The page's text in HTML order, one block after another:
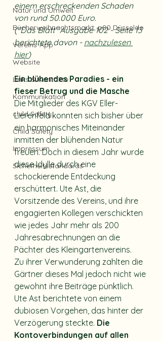
Natur und Umwelt
Bücherweihnachtsmarkt, p80 Düsseldo
Vereins-App
Website
Links & Kontakte
Kommunikation
child Safety
Child Safety
Impressum
Sicherheitsstandards
einem erschreckenden Schaden
von rund 50.000 Euro.
("Das Blatt“ Ausgabe 102 - Seite 13
berichtete davon - nachzulesen
hier)
Ein blühendes Paradies - ein
fieser Betrug und die Masche
Die Mitglieder des KGV Eller-
Lierenfeld konnten sich bisher über
ein harmonisches Miteinander
inmitten der blühenden Natur
freuen. Doch in diesem Jahr wurde
diese Idylle durch eine
schockierende Entdeckung
erschüttert. Ute Ast, die
Vorsitzende des Vereins, und ihre
engagierten Kollegen verschickten
wie jedes Jahr mehr als 200
Jahresabrechnungen an die
Pächter des Kleingartenvereins.
Zu ihrer Verwunderung zahlten die
Gärtner dieses Mal jedoch nicht wie
gewohnt ihre Beiträge pünktlich.
Ute Ast berichtete von einem
dubiosen Vorgehen, das hinter der
Verzögerung steckte. Die
Kontoverbindungen auf allen